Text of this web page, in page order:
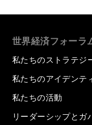
世界経済フォーラ
私たちのストラテジ
私たちのアイデンテ
私たちの活動
リーダーシップとガ